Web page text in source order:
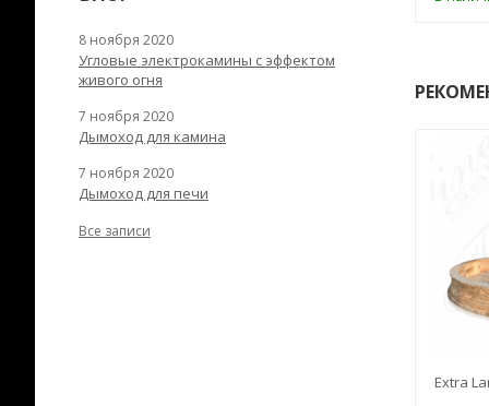
Extra
8 ноября 2020
Угловые электрокамины с эффектом
живого огня
7 ноября 2020
Дымоход для камина
7 ноября 2020
Дымоход для печи
Все записи